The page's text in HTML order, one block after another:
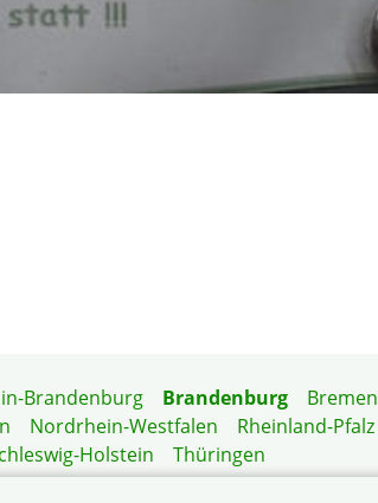
Brandenburg Brandenburg Bremen
Nordrhein-Westfalen Rheinland-Pfalz
Holstein
Thüringen